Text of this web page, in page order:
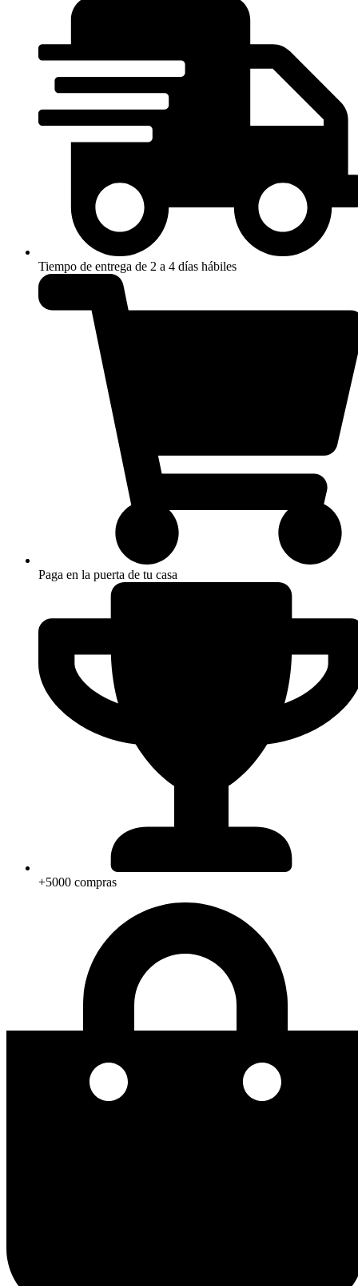
Tiempo de entrega de 2 a 4 días hábiles
Paga en la puerta de tu casa
+5000 compras